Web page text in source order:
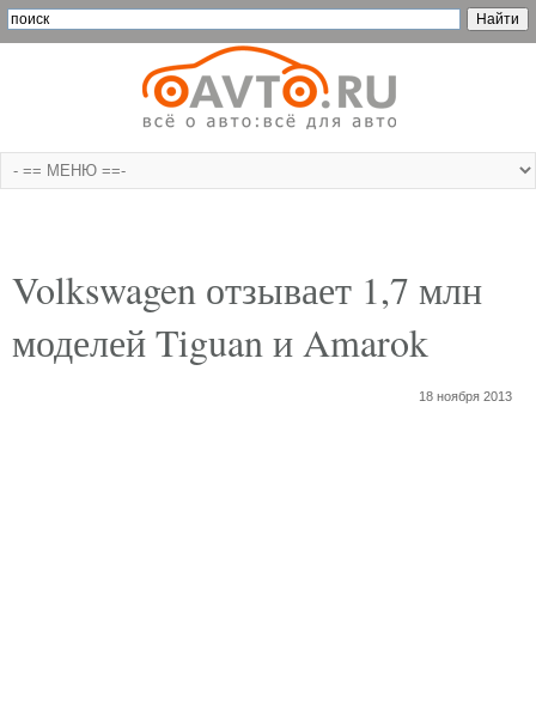
Volkswagen отзывает 1,7 млн
моделей Tiguan и Amarok
18 ноября 2013